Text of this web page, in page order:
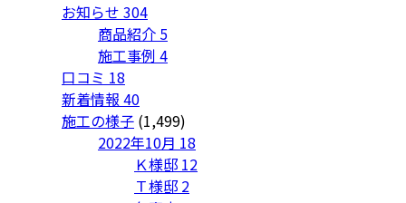
お知らせ 304
商品紹介 5
施工事例 4
口コミ 18
新着情報 40
施工の様子 (1,499)
2022年10月 18
Ｋ様邸 12
Ｔ様邸 2